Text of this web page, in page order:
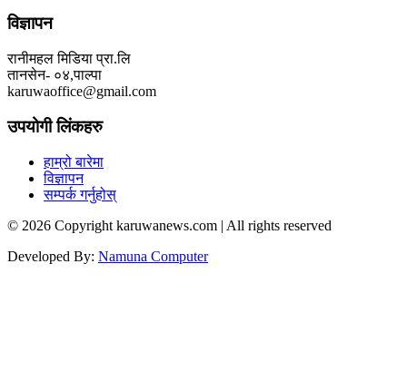
विज्ञापन
रानीमहल मिडिया प्रा.लि
तानसेन- ०४,पाल्पा
karuwaoffice@gmail.com
उपयोगी लिंकहरु
हाम्रो बारेमा
विज्ञापन
सम्पर्क गर्नुहोस्
© 2026 Copyright karuwanews.com | All rights reserved
Developed By: Namuna Computer